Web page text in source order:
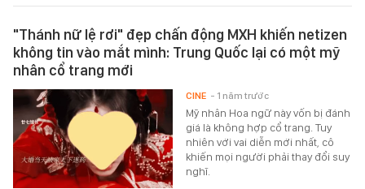
"Thánh nữ lệ rơi" đẹp chấn động MXH khiến netizen
không tin vào mắt mình: Trung Quốc lại có một mỹ
nhân cổ trang mới
Mỹ nhân Hoa ngữ này vốn bị đánh
giá là không hợp cổ trang. Tuy
nhiên với vai diễn mới nhất, cô
khiến mọi người phải thay đổi suy
nghĩ.
CINE - 1 năm trước